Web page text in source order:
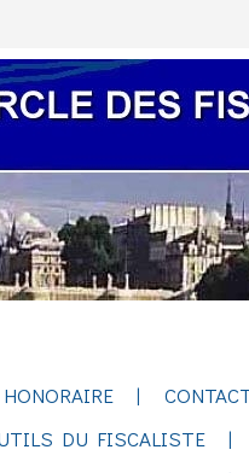
HONORAIRE
DU FISCALISTE